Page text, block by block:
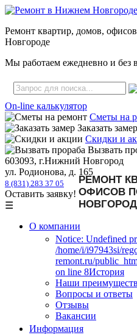
Ремонт квартир, домов,
Новгороде
Мы работаем ежедневно и без
On-line калькулятор
Сметы на
Заказать замер
Скидки и
Вызвать
603093, г.Нижний Новгород
ул. Родионова, д. 165
8 (831) 283 37 05
Оставить заявку!
☰
О компании
Notice: Undefined
/home/i/i97943si/
remont.ru/
on line 8История
Наши
Вопросы и ответы
Отзывы
Вакансии
Информация
РЕМОНТ
ОФИСОВ